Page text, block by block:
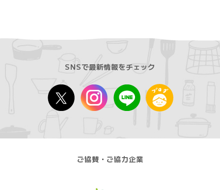
SNSで最新情報をチェック
ご協賛・ご協力企業